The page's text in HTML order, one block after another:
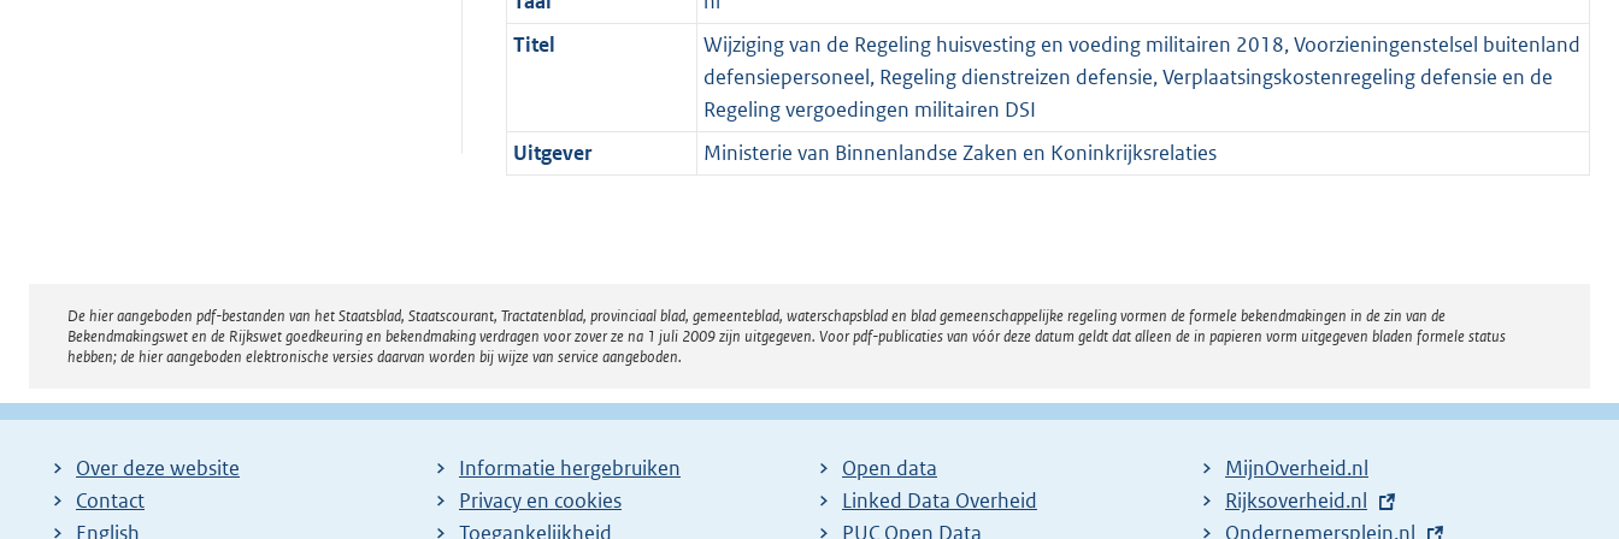
Titel
Wijziging van de Regeling huisvesting en voeding militairen 2018, Voorzieningenstelsel buitenland
defensiepersoneel, Regeling dienstreizen defensie, Verplaatsingskostenregeling defensie en de
Regeling vergoedingen militairen DSI
Uitgever
Ministerie van Binnenlandse Zaken en Koninkrijksrelaties
Disclaimer
De hier aangeboden pdf-bestanden van het Staatsblad, Staatscourant, Tractatenblad, provinciaal blad, gemeenteblad, waterschapsblad en blad gemeenschappelijke regeling vormen de formele bekendmakingen in de zin van de
Bekendmakingswet en de Rijkswet goedkeuring en bekendmaking verdragen voor zover ze na 1 juli 2009 zijn uitgegeven. Voor pdf-publicaties van vóór deze datum geldt dat alleen de in papieren vorm uitgegeven bladen formele status
hebben; de hier aangeboden elektronische versies daarvan worden bij wijze van service aangeboden.
Over deze website
Contact
English
Informatie hergebruiken
Privacy en cookies
Toegankelijkheid
Open data
Linked Data Overheid
PUC Open Data
MijnOverheid.nl
E
x
Rijksoverheid.nl
E
Ondernemersplein.nl